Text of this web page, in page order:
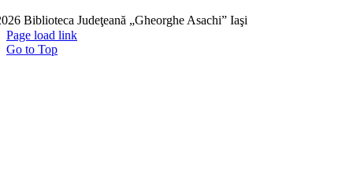
Biblioteca Judeţeană „Gheorghe Asachi” Iaşi
Page load link
Go to Top